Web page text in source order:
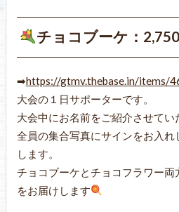
チョコブーケ：
➡https://gtmv.thebase.in/items/
大会の１日サポーターです。
大会中にお名前をご紹介させて
全員の集合写真にサインをお入れ
します。
チョコブーケとチョコフラワー
をお届けします